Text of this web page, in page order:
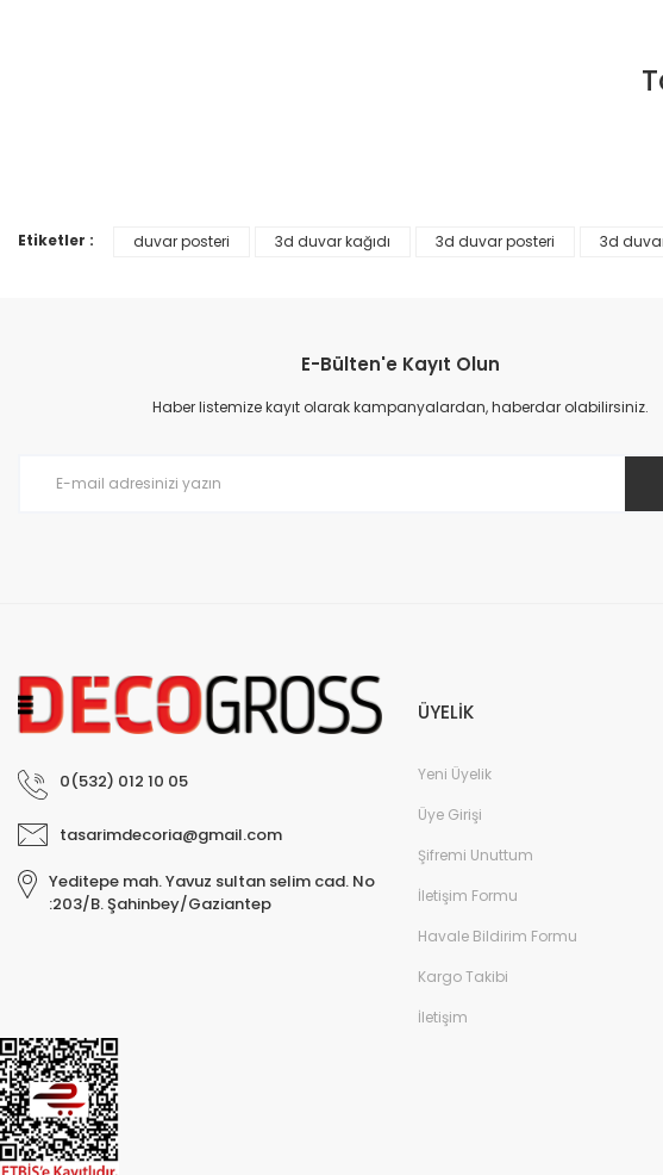
Bu ürünün fiyat bilgisi, resim, ürün açıklamalarında ve diğer konularda yetersiz
Ürün bilgilerinde hatalar bulunuyor.
Etiketler : duvar posteri 3d duvar kağıdı 3d duvar posteri 3d
E-Bülten'e Kayıt Olun
Haber listemize kayıt olarak kampanyalardan, haberdar olabilirsiniz.
0(532) 012 10 05
tasarimdecoria@gmail.com
Yeditepe mah. Yavuz sultan selim cad. No
:203/B. Şahinbey/Gaziantep
ÜYELİK
Yeni Üyelik
Üye Girişi
Şifremi Unuttum
İletişim Formu
Havale Bildirim Formu
Kargo Takibi
İletişim